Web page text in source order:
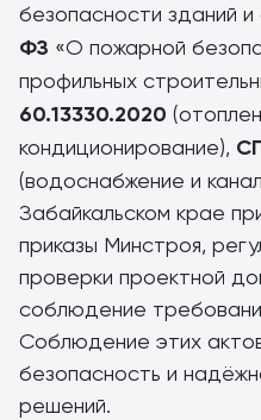
безопасности зданий
ФЗ «О пожарной
профильных
60.13330.2020
кондиционирование),
(водоснабжение и
Забайкальском крае
приказы Минстроя,
проверки проектной
соблюдение
Соблюдение этих
безопасность и
решений.